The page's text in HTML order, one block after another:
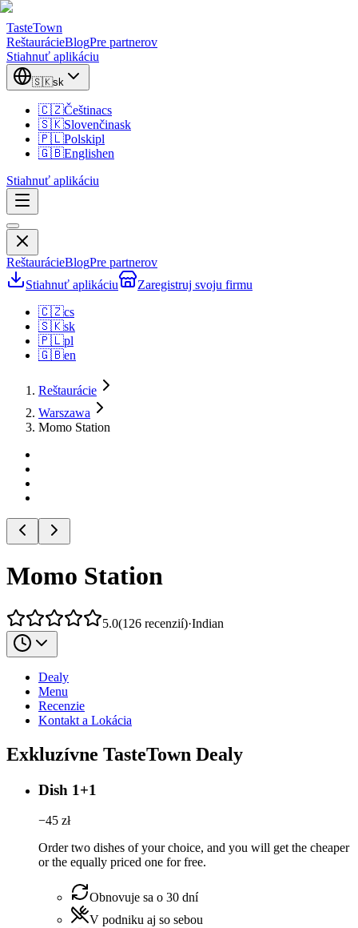
TasteTown
ReštaurácieBlogPre partnerov
Stiahnuť aplikáciu
🇸🇰sk
🇨🇿Češtinacs
🇸🇰Slovenčinask
🇵🇱Polskipl
🇬🇧Englishen
Stiahnuť aplikáciu
ReštaurácieBlogPre partnerov
Stiahnuť aplikáciu
Zaregistruj svoju firmu
🇨🇿cs
🇸🇰sk
🇵🇱pl
🇬🇧en
Reštaurácie
Warszawa
Momo Station
Momo Station
5.0(126 recenzií)·Indian
Dealy
Menu
Recenzie
Kontakt a Lokácia
Exkluzívne TasteTown Dealy
Dish 1+1
−45 zł
Order two dishes of your choice, and you will get the cheaper
or the equally priced one for free.
Obnovuje sa o 30 dní
V podniku aj so sebou